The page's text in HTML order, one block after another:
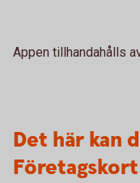
Appen tillhandahålls
Det här kan